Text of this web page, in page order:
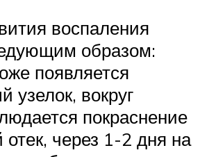
воспаления
образом:
появляется
узелок, вокруг
покраснение
через 1-2 дня на